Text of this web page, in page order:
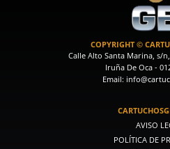
COPYRIGHT ©
Calle Alto Santa Marina, s/
Iruña De Oca -
Email:
AVISO
POLÍTICA DE